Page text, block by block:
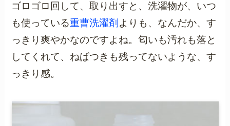
ゴロゴロ回して、取り出すと、洗濯物が、いつ
も使っている重曹洗濯剤 よりも、なんだか、す
っきり爽やかなのですよね。匂いも汚れも落と
してくれて、ねばつきも残ってないような、す
っきり感。